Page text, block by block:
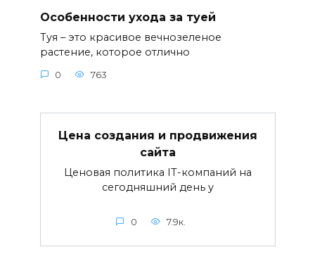
Особенности ухода за туей
Туя – это красивое вечнозеленое
растение, которое отлично
0 763
Цена создания и продвижения
сайта
Ценовая политика IT-компаний на
сегодняшний день у
0 7.9к.